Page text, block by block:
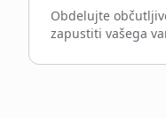
Obdelujte
zapustiti vašega